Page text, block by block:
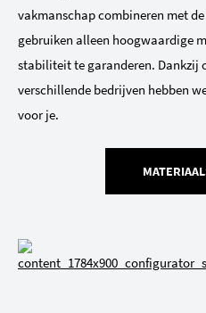
vakmanschap combineren met
gebruiken alleen hoogwaardige
stabiliteit te garanderen. Dankzij
verschillende bedrijven hebben
voor je.